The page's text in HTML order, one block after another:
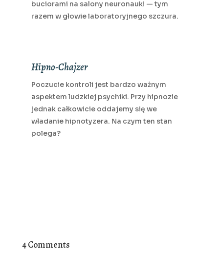
buciorami na salony neuronauki — tym
razem w głowie laboratoryjnego szczura.
Hipno-Chajzer
Poczucie kontroli jest bardzo ważnym
aspektem ludzkiej psychiki. Przy hipnozie
jednak całkowicie oddajemy się we
władanie hipnotyzera. Na czym ten stan
polega?
4 Comments